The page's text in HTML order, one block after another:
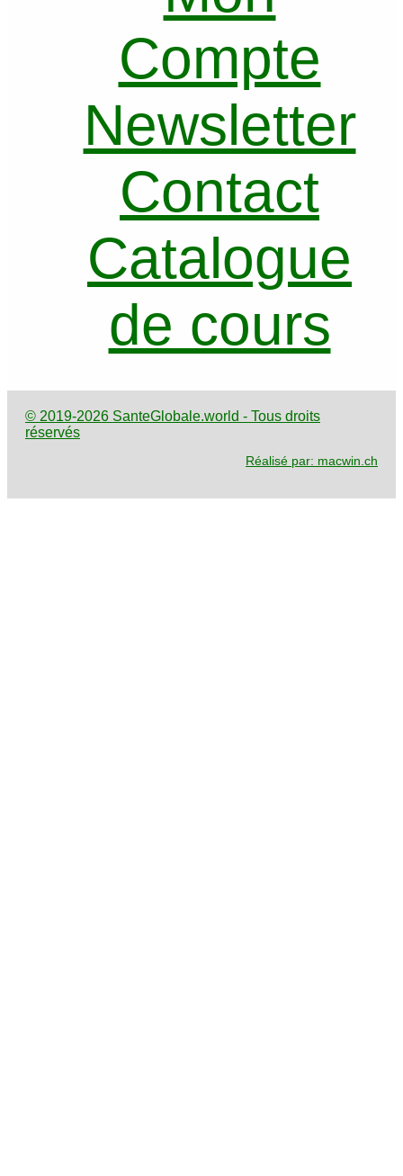
Compte
Newsletter
Contact
Catalogue
de cours
© 2019-2026 SanteGlobale.world - Tous droits
réservés
Réalisé par: macwin.ch